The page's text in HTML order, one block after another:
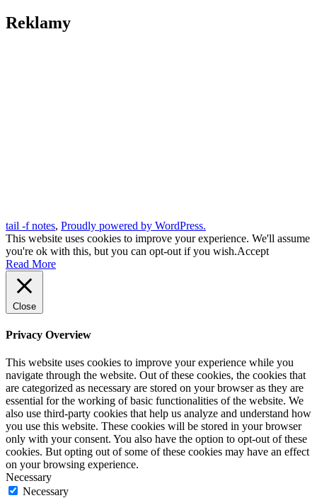
Reklamy
tail -f notes, Proudly powered by WordPress.
This website uses cookies to improve your experience. We'll assume
you're ok with this, but you can opt-out if you wish.Accept
Read More
Close
Privacy Overview
This website uses cookies to improve your experience while you
navigate through the website. Out of these cookies, the cookies that
are categorized as necessary are stored on your browser as they are
essential for the working of basic functionalities of the website. We
also use third-party cookies that help us analyze and understand how
you use this website. These cookies will be stored in your browser
only with your consent. You also have the option to opt-out of these
cookies. But opting out of some of these cookies may have an effect
on your browsing experience.
Necessary
Necessary